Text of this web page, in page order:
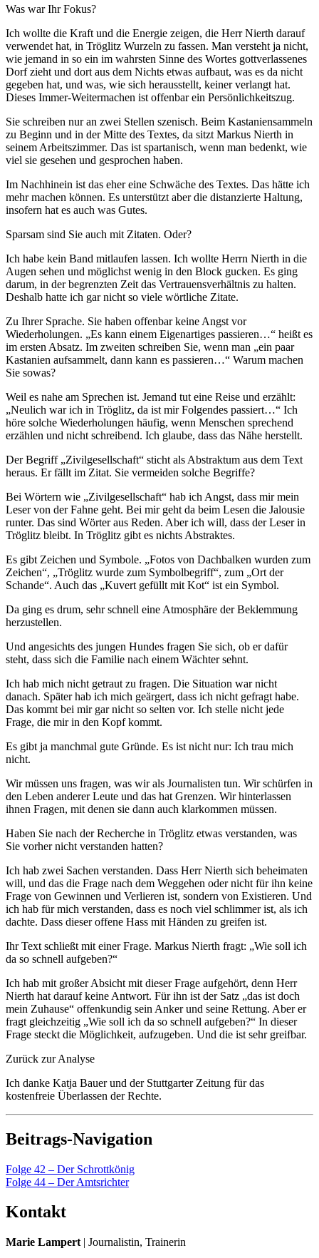
Was war Ihr Fokus?
Ich wollte die Kraft und die Energie zeigen, die Herr Nierth darauf
verwendet hat, in Tröglitz Wurzeln zu fassen. Man versteht ja nicht,
wie jemand in so ein im wahrsten Sinne des Wortes gottverlassenes
Dorf zieht und dort aus dem Nichts etwas aufbaut, was es da nicht
gegeben hat, und was, wie sich herausstellt, keiner verlangt hat.
Dieses Immer-Weitermachen ist offenbar ein Persönlichkeitszug.
Sie schreiben nur an zwei Stellen szenisch. Beim Kastaniensammeln
zu Beginn und in der Mitte des Textes, da sitzt Markus Nierth in
seinem Arbeitszimmer. Das ist spartanisch, wenn man bedenkt, wie
viel sie gesehen und gesprochen haben.
Im Nachhinein ist das eher eine Schwäche des Textes. Das hätte ich
mehr machen können. Es unterstützt aber die distanzierte Haltung,
insofern hat es auch was Gutes.
Sparsam sind Sie auch mit Zitaten. Oder?
Ich habe kein Band mitlaufen lassen. Ich wollte Herrn Nierth in die
Augen sehen und möglichst wenig in den Block gucken. Es ging
darum, in der begrenzten Zeit das Vertrauensverhältnis zu halten.
Deshalb hatte ich gar nicht so viele wörtliche Zitate.
Zu Ihrer Sprache. Sie haben offenbar keine Angst vor
Wiederholungen. „Es kann einem Eigenartiges passieren…“ heißt es
im ersten Absatz. Im zweiten schreiben Sie, wenn man „ein paar
Kastanien aufsammelt, dann kann es passieren…“ Warum machen
Sie sowas?
Weil es nahe am Sprechen ist. Jemand tut eine Reise und erzählt:
„Neulich war ich in Tröglitz, da ist mir Folgendes passiert…“ Ich
höre solche Wiederholungen häufig, wenn Menschen sprechend
erzählen und nicht schreibend. Ich glaube, dass das Nähe herstellt.
Der Begriff „Zivilgesellschaft“ sticht als Abstraktum aus dem Text
heraus. Er fällt im Zitat. Sie vermeiden solche Begriffe?
Bei Wörtern wie „Zivilgesellschaft“ hab ich Angst, dass mir mein
Leser von der Fahne geht. Bei mir geht da beim Lesen die Jalousie
runter. Das sind Wörter aus Reden. Aber ich will, dass der Leser in
Tröglitz bleibt. In Tröglitz gibt es nichts Abstraktes.
Es gibt Zeichen und Symbole. „Fotos von Dachbalken wurden zum
Zeichen“, „Tröglitz wurde zum Symbolbegriff“, zum „Ort der
Schande“. Auch das „Kuvert gefüllt mit Kot“ ist ein Symbol.
Da ging es drum, sehr schnell eine Atmosphäre der Beklemmung
herzustellen.
Und angesichts des jungen Hundes fragen Sie sich, ob er dafür
steht, dass sich die Familie nach einem Wächter sehnt.
Ich hab mich nicht getraut zu fragen. Die Situation war nicht
danach. Später hab ich mich geärgert, dass ich nicht gefragt habe.
Das kommt bei mir gar nicht so selten vor. Ich stelle nicht jede
Frage, die mir in den Kopf kommt.
Es gibt ja manchmal gute Gründe. Es ist nicht nur: Ich trau mich
nicht.
Wir müssen uns fragen, was wir als Journalisten tun. Wir schürfen in
den Leben anderer Leute und das hat Grenzen. Wir hinterlassen
ihnen Fragen, mit denen sie dann auch klarkommen müssen.
Haben Sie nach der Recherche in Tröglitz etwas verstanden, was
Sie vorher nicht verstanden hatten?
Ich hab zwei Sachen verstanden. Dass Herr Nierth sich beheimaten
will, und das die Frage nach dem Weggehen oder nicht für ihn keine
Frage von Gewinnen und Verlieren ist, sondern von Existieren. Und
ich hab für mich verstanden, dass es noch viel schlimmer ist, als ich
dachte. Dass dieser offene Hass mit Händen zu greifen ist.
Ihr Text schließt mit einer Frage. Markus Nierth fragt: „Wie soll ich
da so schnell aufgeben?“
Ich hab mit großer Absicht mit dieser Frage aufgehört, denn Herr
Nierth hat darauf keine Antwort. Für ihn ist der Satz „das ist doch
mein Zuhause“ offenkundig sein Anker und seine Rettung. Aber er
fragt gleichzeitig „Wie soll ich da so schnell aufgeben?“ In dieser
Frage steckt die Möglichkeit, aufzugeben. Und die ist sehr greifbar.
Zurück zur Analyse
Ich danke Katja Bauer und der Stuttgarter Zeitung für das
kostenfreie Überlassen der Rechte.
Beitrags-Navigation
Folge 42 – Der Schrottkönig
Folge 44 – Der Amtsrichter
Kontakt
Marie Lampert | Journalistin, Trainerin